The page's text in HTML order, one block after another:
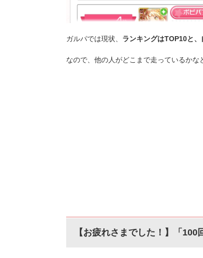
ガルパでは現状、 ランキングはTOP10と、
なので、他の人がどこまで走っているか
【お疲れさまでした！】「